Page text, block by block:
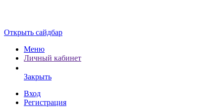
Открыть сайдбар
Меню
Личный кабинет
Закрыть
Вход
Регистрация